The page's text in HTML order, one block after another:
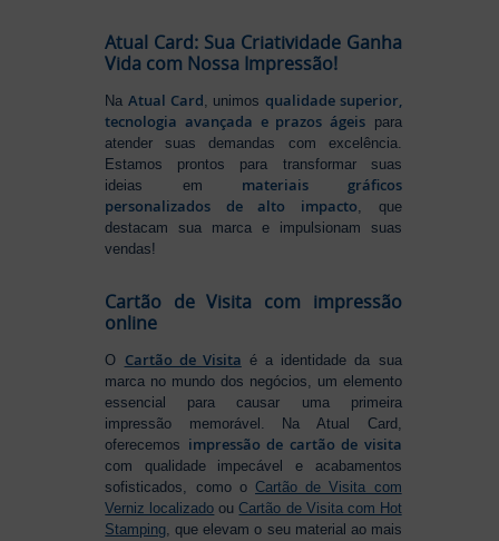
Atual Card: Sua Criatividade Ganha
Vida com Nossa Impressão!
Na Atual Card , unimos qualidade superior,
tecnologia avançada e prazos ágeispara
atender suas demandas com excelência.
Estamos prontos para transformar suas
ideias em materiais gráficos
personalizados de alto impacto , que
destacam sua marca e impulsionam suas
vendas!
Cartão de Visita com impressão
online
O Cartão de Visita é a identidade da sua
marca no mundo dos negócios, um elemento
essencial para causar uma primeira
impressão memorável. Na Atual Card,
oferecemos impressão de cartão de visita
com qualidade impecável e acabamentos
sofisticados, como o Cartão de Visita com
Verniz localizado ouCartão de Visita com Hot
Stamping, que elevam o seu material ao mais